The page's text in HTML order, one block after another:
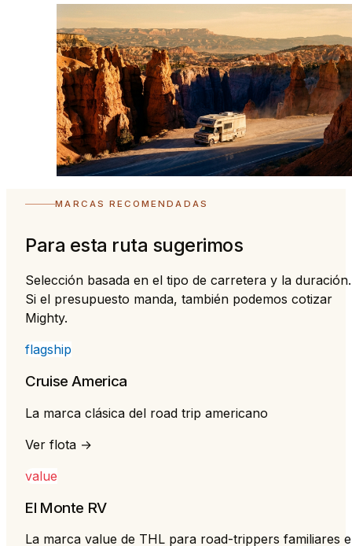
MARCAS RECOMENDADAS
Para esta ruta sugerimos
Selección basada en el tipo de carretera y la duración.
Si el presupuesto manda, también podemos cotizar
Mighty.
flagship
Cruise America
La marca clásica del road trip americano
Ver flota →
value
El Monte RV
La marca value de THL para road-trippers familiares